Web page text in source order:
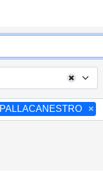
×
PALLACANESTRO